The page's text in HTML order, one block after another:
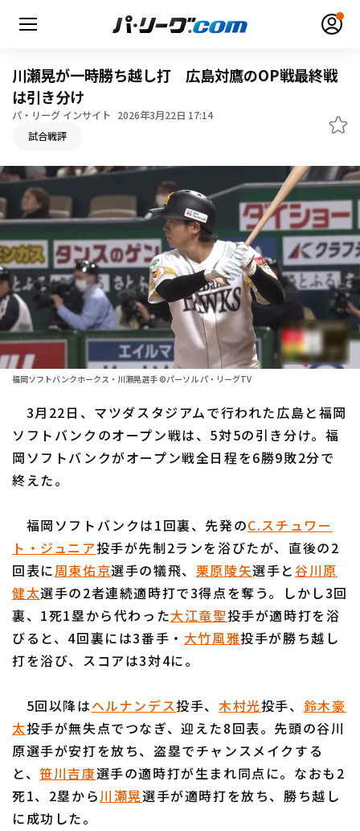
無料アカウント登録
HOME
日程・結果
順位表･成績
ファーム東地区
ファーム中地区
交流戦
選手名鑑
北海道日本ハムファイターズ
東北楽天ゴールデンイーグルス
千葉ロッテマリーンズ
オリックス・バファローズ
福岡ソフトバンクホークス
川瀬晃が一時勝ち越し打 広島対鷹のOP戦最終戦
は引き分け
パ・リーグ インサイト 2026年3月22日 17:14
試合戦評
福岡ソフトバンクホークス・川瀬晃選手 ©パーソル パ・リーグTV
3月22日、マツダスタジアムで行われた広島と福岡
ソフトバンクのオープン戦は、5対5の引き分け。福
岡ソフトバンクがオープン戦全日程を6勝9敗2分で
終えた。
福岡ソフトバンクは1回裏、先発のC.スチュワー
ト・ジュニア投手が先制2ランを浴びたが、直後の2
回表に周東佑京選手の犠飛、 栗原陵矢選手と谷川原
健太選手の2者連続適時打で3得点を奪う。しかし3回
裏、1死1塁から代わった大江竜聖投手が適時打を浴
びると、4回裏には3番手・ 大竹風雅投手が勝ち越し
打を浴び、スコアは3対4に。
5回以降はヘルナンデス投手、木村光投手、 鈴木豪
太投手が無失点でつなぎ、迎えた8回表。先頭の谷川
原選手が安打を放ち、盗塁でチャンスメイクする
と、笹川吉康選手の適時打が生まれ同点に。なおも2
死1、2塁から川瀬晃選手が適時打を放ち、勝ち越し
に成功した。